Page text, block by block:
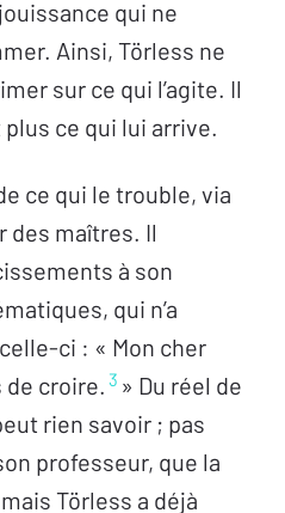
qui ne
Ainsi, Törless ne
sur ce qui l’agite. Il
ce qui lui arrive.
ce qui le trouble, via
des maîtres. Il
à son
qui n’a
ci : « Mon cher
croire. 3 » Du réel de
rien savoir ; pas
professeur, que la
Törless a déjà